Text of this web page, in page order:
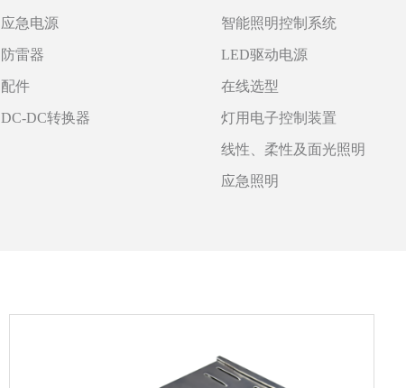
应急电源
防雷器
配件
DC-DC转换器
智能照明控制系统
LED驱动电源
在线选型
灯用电子控制装置
线性、柔性及面光照明
应急照明